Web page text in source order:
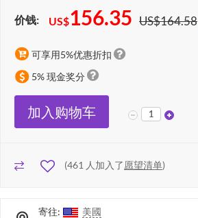
价钱: US$156.35 US$164.58
可享用5%优惠折扣
5% 现金奖分
加入购物车
(461 人加入了愿望清单)
寄往:
美國